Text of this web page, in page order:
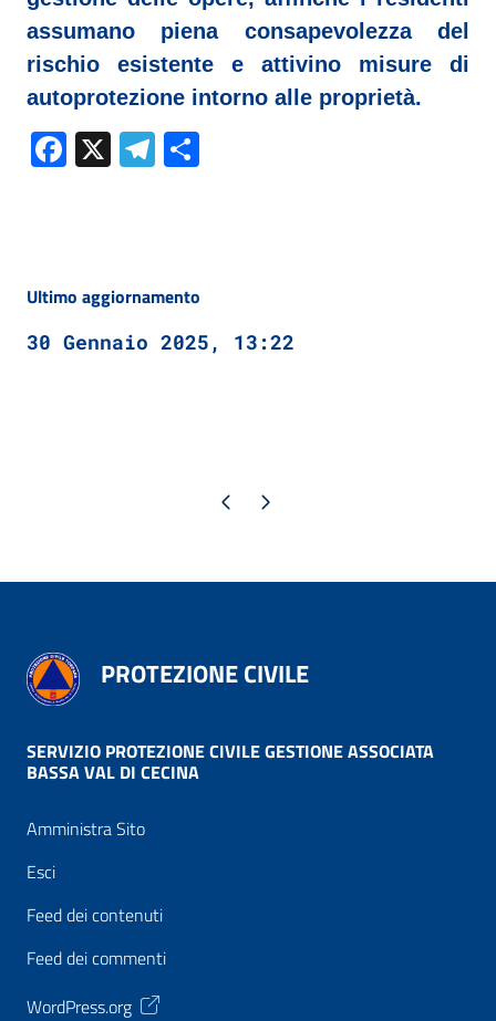
assumano piena consapevolezza del
rischio esistente e attivino misure di
autoprotezione intorno alle proprietà.
Facebook
X Telegram
Ultimo aggiornamento
30 Gennaio 2025, 13:22
Pagina precedente
Pagina successiva
PROTEZIONE CIVILE
SERVIZIO PROTEZIONE CIVILE GESTIONE ASSOCIATA
BASSA VAL DI CECINA
Amministra Sito
Esci
Feed dei contenuti
Feed dei commenti
WordPress.org